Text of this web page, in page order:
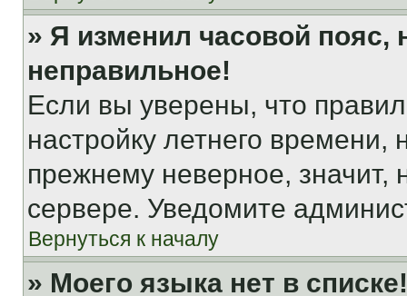
» Я изменил часовой пояс,
неправильное!
Если вы уверены, что
настройку летнего
прежнему неверное, значит,
сервере. Уведомите
Вернуться к началу
» Моего языка нет в списке!